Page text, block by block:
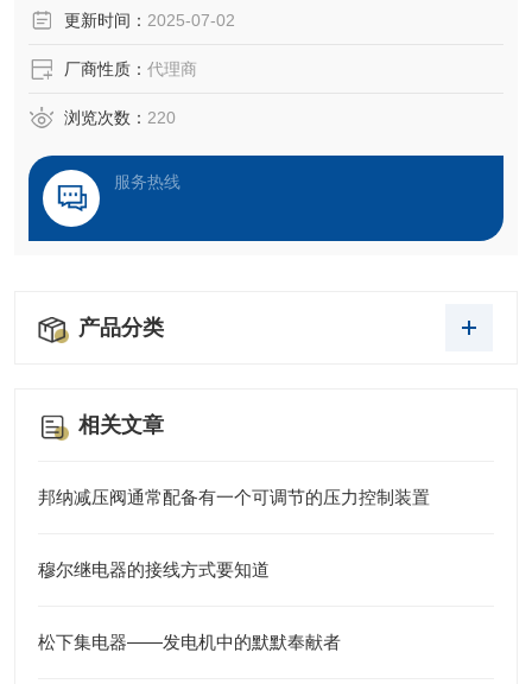
线连接，适用于工程、农业等苛刻环境，具备自动复位、机
‌控制台‌：如MFK-MFA系列，专为狭长舱室设计，支持客户定
制配色和
更新时间： 2025-07-02
厂商性质： 代理商
浏览次数： 220
服务热线
产品分类
相关文章
邦纳减压阀通常配备有一个可调节的压力控制装置
穆尔继电器的接线方式要知道
松下集电器——发电机中的默默奉献者